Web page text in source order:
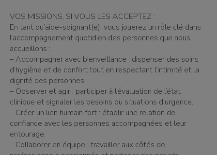
VOS MISSIONS, SI VOUS LES ACCEPTEZ :
En tant qu’aide-soignant(e), vous jouerez un rôle clé dans
l’accompagnement quotidien des personnes que nous
accueillons :
– Accompagner avec bienveillance : dispenser des soins
d’hygiène et de confort tout en respectant l’intimité et la
dignité des personnes.
– Observer et agir : participer à l’évaluation de l’état
clinique et signaler les besoins ou situations d’urgence.
– Créer un lien humain fort : établir une relation de
confiance avec les personnes accompagnées et leur
entourage.
– Collaborer en équipe : travailler aux côtés de